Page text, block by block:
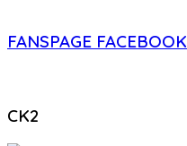
FANSPAGE FACEBOOK
CK2